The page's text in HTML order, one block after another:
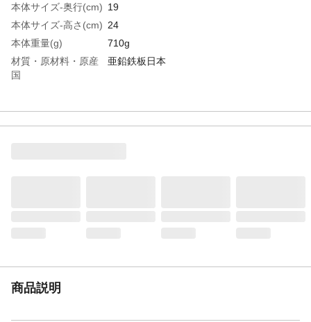
本体サイズ-奥行(cm) 19
本体サイズ-高さ(cm) 24
本体重量(g)
710g
材質・原材料・原産
国
亜鉛鉄板日本
商品説明